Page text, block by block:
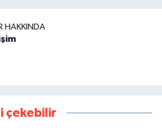
HAKKINDA
çekebilir